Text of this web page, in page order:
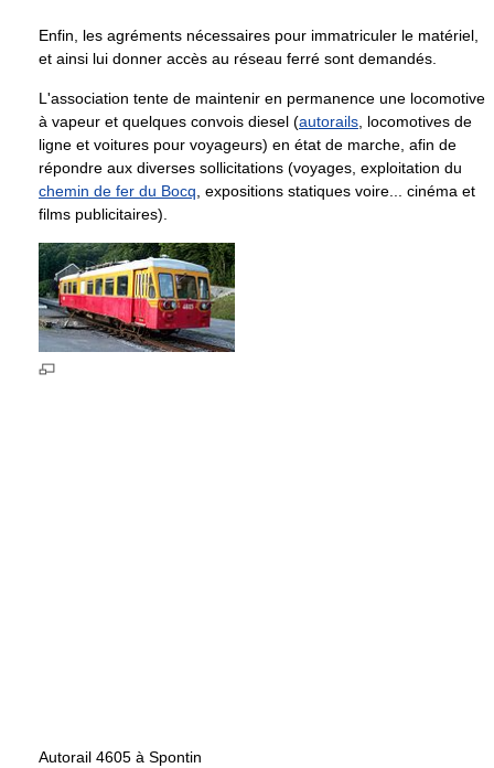
Enfin, les agréments nécessaires pour immatriculer le matériel,
et ainsi lui donner accès au réseau ferré sont demandés.
L'association tente de maintenir en permanence une locomotive
à vapeur et quelques convois diesel (autorails, locomotives de
ligne et voitures pour voyageurs) en état de marche, afin de
répondre aux diverses sollicitations (voyages, exploitation du
chemin de fer du Bocq, expositions statiques voire... cinéma et
films publicitaires).
Autorail 4605 à Spontin